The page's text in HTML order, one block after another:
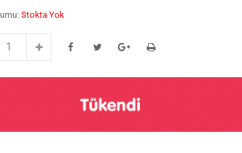
Stokta Yok